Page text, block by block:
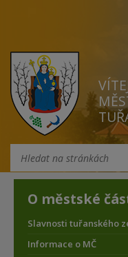
O městské
Slavnosti tuřanského
Informace o MČ